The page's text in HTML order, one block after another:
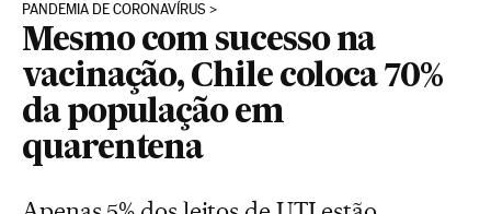
PANDEMIA DE CORONAVÍRUS
Mesmo com sucesso na
vacinação, Chile coloca 70%
da população em
quarentena